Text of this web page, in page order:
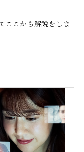
ここから解説をしま